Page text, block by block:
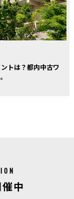
トは？都内中古ワ
中